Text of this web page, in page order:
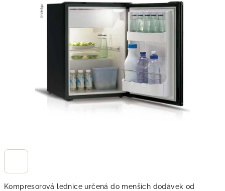
Kompresorová lednice určená do menších dodávek od